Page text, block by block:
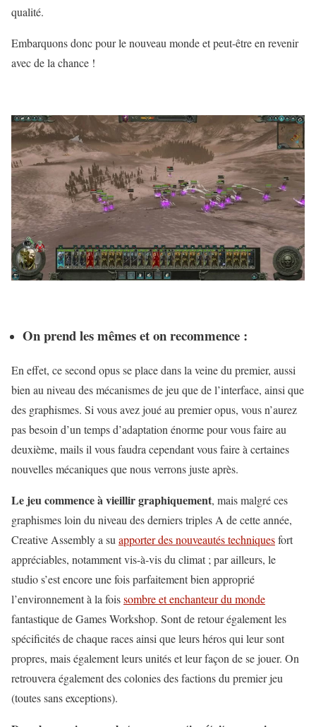
qualité.
Embarquons donc pour le nouveau monde et peut-être en revenir
avec de la chance !
On prend les mêmes et on recommence :
En effet, ce second opus se place dans la veine du premier, aussi
bien au niveau des mécanismes de jeu que de l’interface, ainsi que
des graphismes. Si vous avez joué au premier opus, vous n’aurez
pas besoin d’un temps d’adaptation énorme pour vous faire au
deuxième, mails il vous faudra cependant vous faire à certaines
nouvelles mécaniques que nous verrons juste après.
Le jeu commence à vieillir graphiquement, mais malgré ces
graphismes loin du niveau des derniers triples A de cette année,
Creative Assembly a su apporter des nouveautés techniquesfort
appréciables, notamment vis-à-vis du climat ; par ailleurs, le
studio s’est encore une fois parfaitement bien approprié
l’environnement à la foissombre et enchanteur du monde
fantastique de Games Workshop. Sont de retour également les
spécificités de chaque races ainsi que leurs héros qui leur sont
propres, mais également leurs unités et leur façon de se jouer. On
retrouvera également des colonies des factions du premier jeu
(toutes sans exceptions).